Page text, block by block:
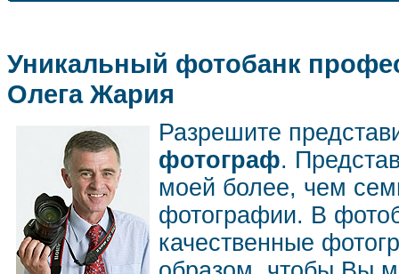
Уникальный фотобанк
Олега Жария
Разрешите
фотограф.
моей более, чем
фотографии. В
качественные